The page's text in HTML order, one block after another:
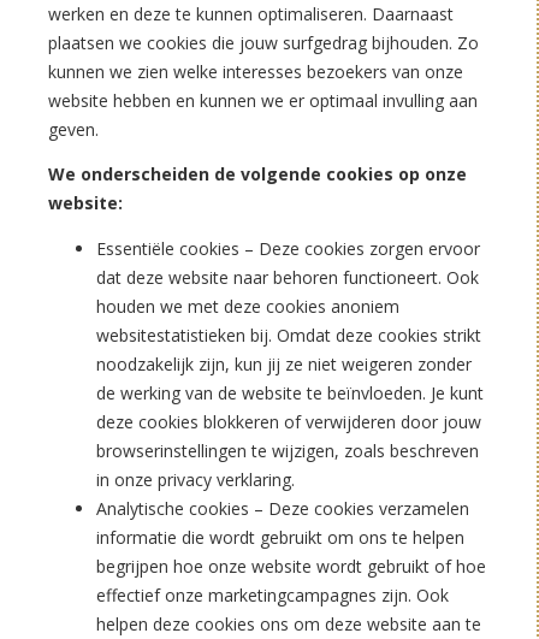
werken en deze te kunnen optimaliseren. Daarnaast
plaatsen we cookies die jouw surfgedrag bijhouden. Zo
kunnen we zien welke interesses bezoekers van onze
website hebben en kunnen we er optimaal invulling aan
geven.
We onderscheiden de volgende cookies op onze
website:
Essentiële cookies – Deze cookies zorgen ervoor
dat deze website naar behoren functioneert. Ook
houden we met deze cookies anoniem
websitestatistieken bij. Omdat deze cookies strikt
noodzakelijk zijn, kun jij ze niet weigeren zonder
de werking van de website te beïnvloeden. Je kunt
deze cookies blokkeren of verwijderen door jouw
browserinstellingen te wijzigen, zoals beschreven
in onze privacy verklaring.
Analytische cookies – Deze cookies verzamelen
informatie die wordt gebruikt om ons te helpen
begrijpen hoe onze website wordt gebruikt of hoe
effectief onze marketingcampagnes zijn. Ook
helpen deze cookies ons om deze website aan te